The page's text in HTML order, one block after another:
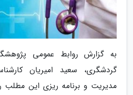
به گزارش روابط عمومی
گردشگری، سعید امیریان
مدیریت و برنامه ریزی این